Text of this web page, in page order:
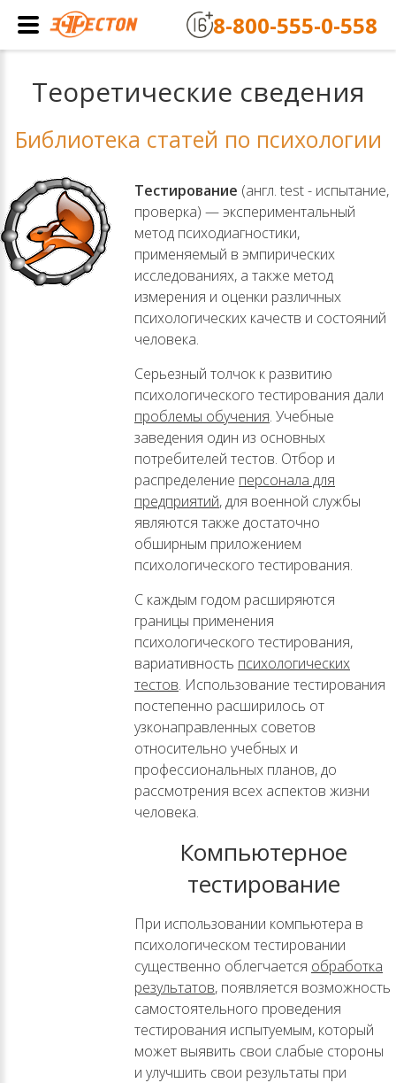
Теоретические сведения
Библиотека статей по психологии
Тестирование (англ. test - испытание,
проверка) — экспериментальный
метод психодиагностики,
применяемый в эмпирических
исследованиях, а также метод
измерения и оценки различных
психологических качеств и состояний
человека.
Серьезный толчок к развитию
психологического тестирования дали
проблемы обучения. Учебные
заведения один из основных
потребителей тестов. Отбор и
распределение персонала для
предприятий, для военной службы
являются также достаточно
обширным приложением
психологического тестирования.
С каждым годом расширяются
границы применения
психологического тестирования,
вариативность психологических
тестов. Использование тестирования
постепенно расширилось от
узконаправленных советов
относительно учебных и
профессиональных планов, до
рассмотрения всех аспектов жизни
человека.
Компьютерное
тестирование
При использовании компьютера в
психологическом тестировании
существенно облегчается обработка
результатов, появляется возможность
самостоятельного проведения
тестирования испытуемым, который
может выявить свои слабые стороны
и улучшить свои результаты при
8-800-555-0-558